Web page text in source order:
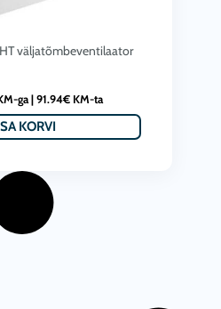
€
h
väljatõmbeventilaator
ga | 91.94€ KM-ta
KORVI